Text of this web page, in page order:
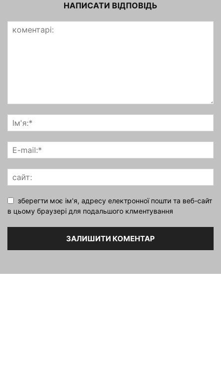
НАПИСАТИ ВІДПОВІДЬ
зберегти моє ім'я, адресу електронної пошти та веб-сайт
в цьому браузері для подальшого клментування